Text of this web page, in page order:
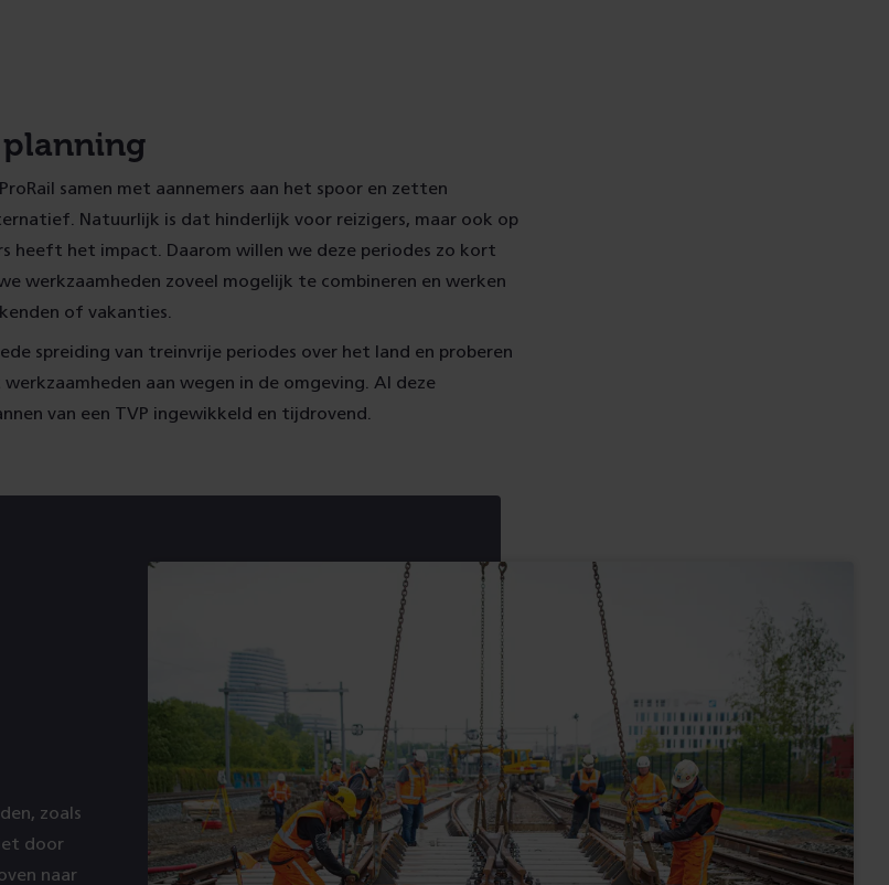
planning
samen met aannemers aan het spoor en zetten
Natuurlijk is dat hinderlijk voor reizigers, maar ook op
heeft het impact. Daarom willen we deze periodes zo kort
werkzaamheden zoveel mogelijk te combineren en werken
of vakanties.
spreiding van treinvrije periodes over het land en proberen
aan wegen in de omgeving. Al deze
van een TVP ingewikkeld en tijdrovend.
zoals
door
naar